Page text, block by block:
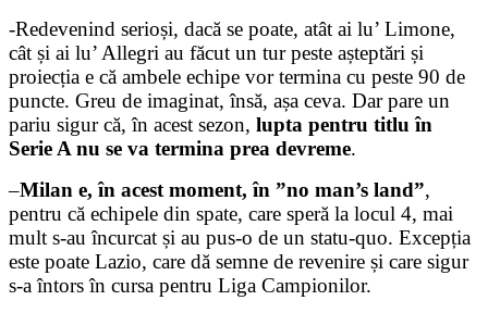
-Redevenind serioși, dacă se poate, atât ai lu’ Limone,
cât și ai lu’ Allegri au făcut un tur peste așteptări și
proiecția e că ambele echipe vor termina cu peste 90 de
puncte. Greu de imaginat, însă, așa ceva. Dar pare un
pariu sigur că, în acest sezon, lupta pentru titlu în
Serie A nu se va termina prea devreme.
–Milan e, în acest moment, în ”no man’s land”,
pentru că echipele din spate, care speră la locul 4, mai
mult s-au încurcat și au pus-o de un statu-quo. Excepția
este poate Lazio, care dă semne de revenire și care sigur
s-a întors în cursa pentru Liga Campionilor.